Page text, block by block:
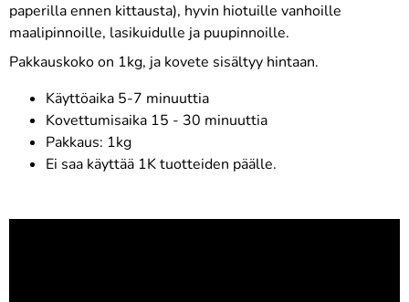
paperilla ennen kittausta), hyvin hiotuille vanhoille
maalipinnoille, lasikuidulle ja puupinnoille.
Pakkauskoko on 1kg, ja kovete sisältyy hintaan.
Käyttöaika 5-7 minuuttia
Kovettumisaika 15 - 30 minuuttia
Pakkaus: 1kg
Ei saa käyttää 1K tuotteiden päälle.